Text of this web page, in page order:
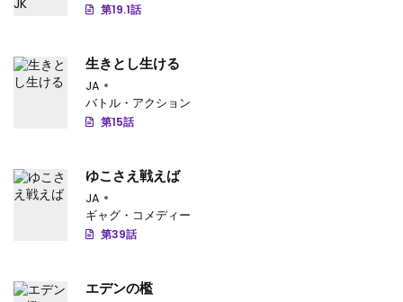
第19.1話
生きとし生ける
JA
バトル・アクション
第15話
ゆこさえ戦えば
JA
ギャグ・コメディー
第39話
エデンの檻